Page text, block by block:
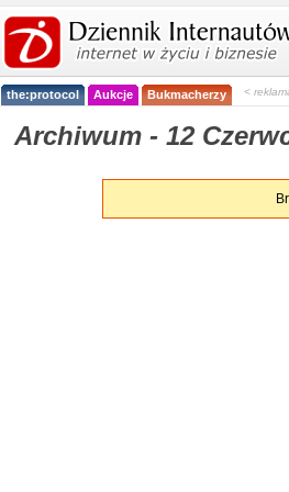
the:protocol Aukcje Bukmacherzy <
Archiwum - 12